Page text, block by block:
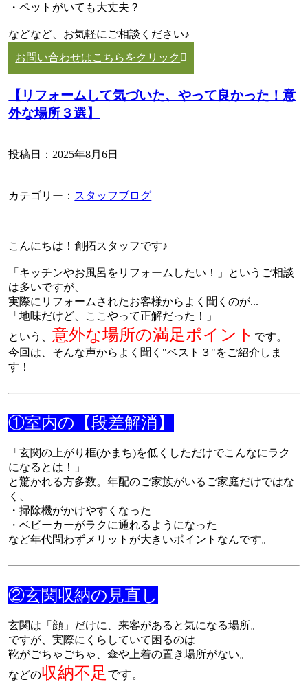
・ペットがいても大丈夫？
などなど、お気軽にご相談ください♪
お問い合わせはこちらをクリック
【リフォームして気づいた、やって良かった！意
外な場所３選】
投稿日： 2025年8月6日
カテゴリー： スタッフブログ
こんにちは！創拓スタッフです♪
「キッチンやお風呂をリフォームしたい！」というご相談
は多いですが、
実際にリフォームされたお客様からよく聞くのが...
「地味だけど、ここやって正解だった！」
という、 意外な場所の満足ポイント です。
今回は、そんな声からよく聞く"ベスト３"をご紹介しま
す！
①室内の【段差解消】
「玄関の上がり框(かまち)を低くしただけでこんなにラク
になるとは！」
と驚かれる方多数。年配のご家族がいるご家庭だけではな
く、
・掃除機がかけやすくなった
・ベビーカーがラクに通れるようになった
など年代問わずメリットが大きいポイントなんです。
②玄関収納の見直し
玄関は「顔」だけに、来客があると気になる場所。
ですが、実際にくらしていて困るのは
靴がごちゃごちゃ、傘や上着の置き場所がない。
などの収納不足 です。